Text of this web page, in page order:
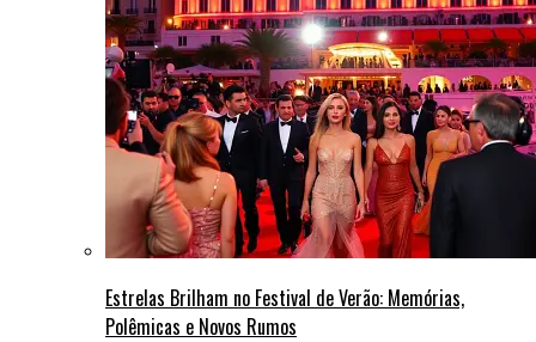
Estrelas Brilham no Festival de Verão: Memórias,
Polêmicas e Novos Rumos